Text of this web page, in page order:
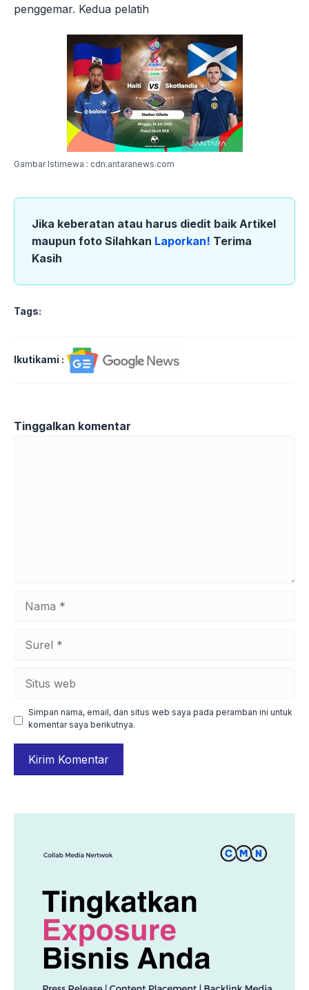
penggemar. Kedua pelatih
Gambar Istimewa : cdn.antaranews.com
Jika keberatan atau harus diedit baik Artikel
maupun foto Silahkan Laporkan! Terima
Kasih
Tags:
Ikutikami :
Tinggalkan komentar
web
Simpan nama, email, dan situs web saya pada peramban ini untuk
komentar saya berikutnya.